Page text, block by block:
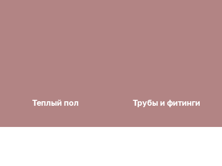
Теплый пол Трубы и фитинги